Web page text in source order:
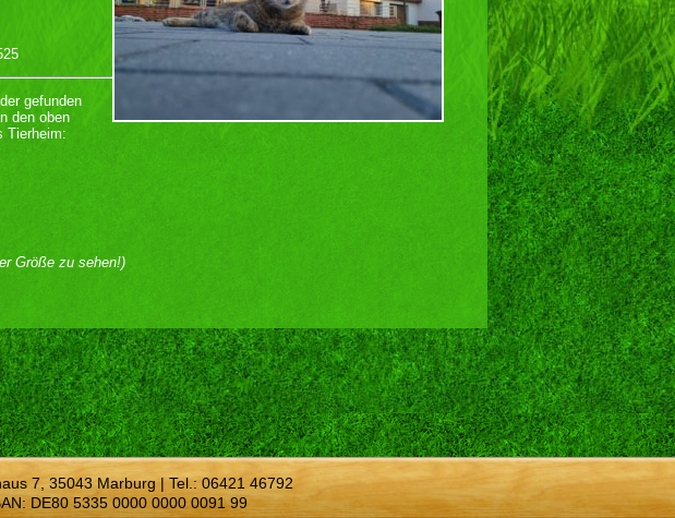
gefunden
den oben
Tierheim:
Größe zu sehen!)
7, 35043 Marburg | Tel.: 06421 46792
DE80 5335 0000 0000 0091 99